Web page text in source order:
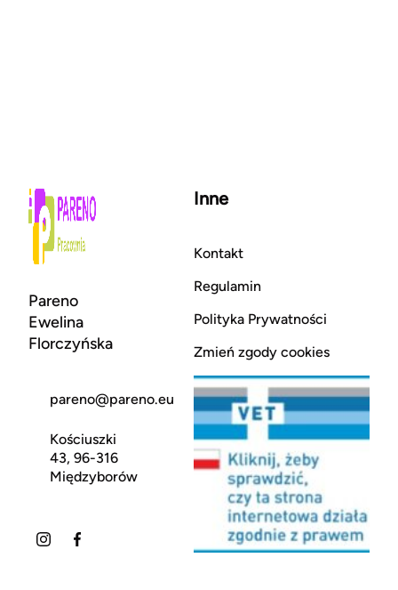
Pareno
Ewelina
Florczyńska
pareno@pareno.eu
Kościuszki
43, 96-316
Międzyborów
Inne
Kontakt
Regulamin
Polityka Prywatności
Zmień zgody cookies